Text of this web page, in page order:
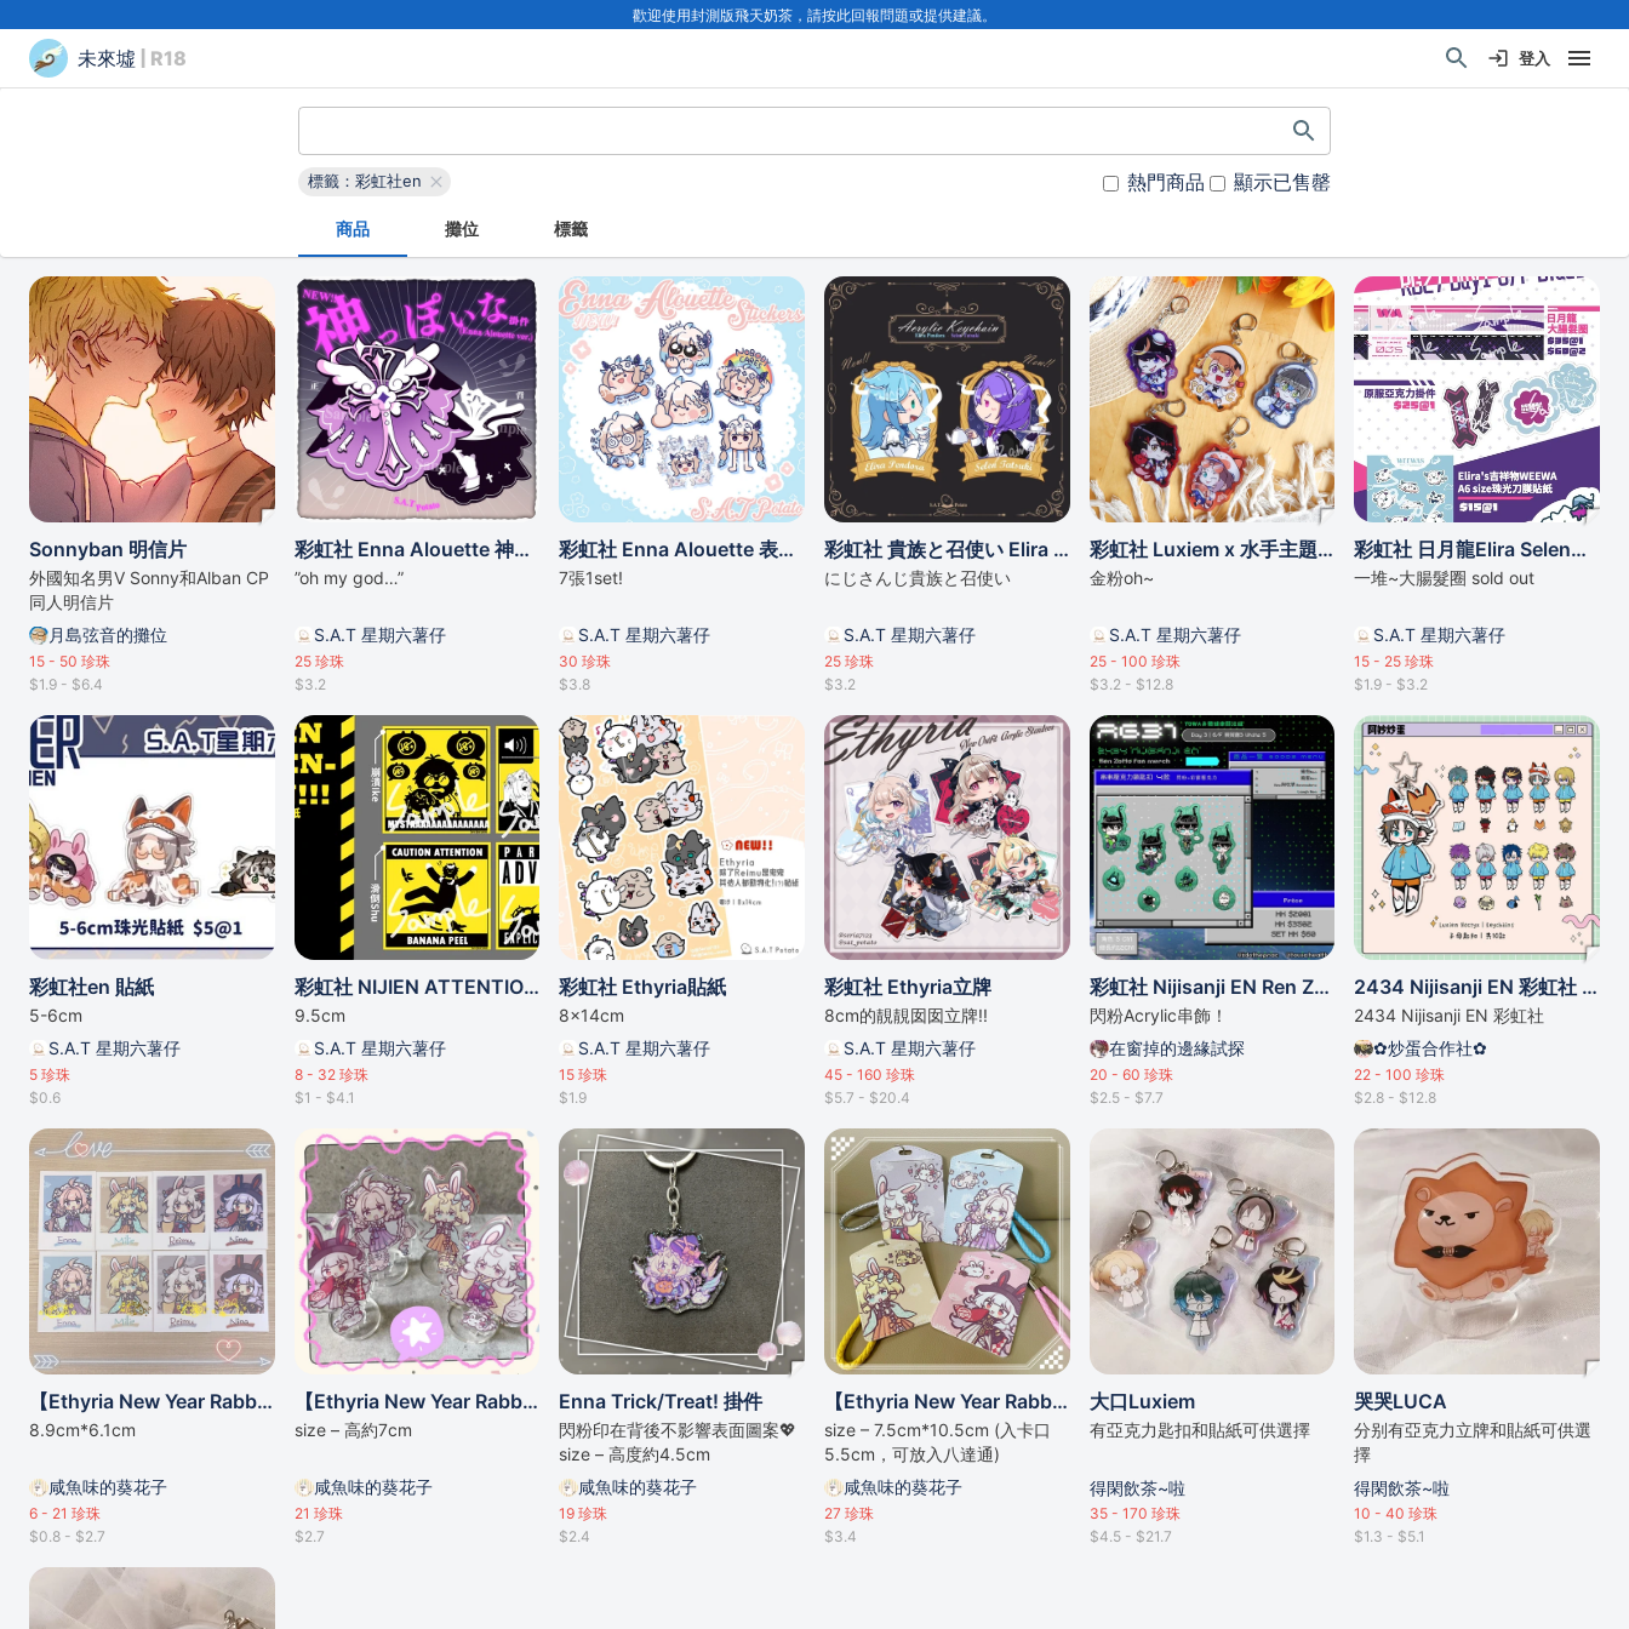
歡迎使用封測版飛天奶茶，請按此回報問題或提供建議。
未來墟 | R18 登入
標籤：彩虹社en 熱門商品 顯示已售罄
商品 攤位 標籤
Sonnyban 明信片
外國知名男V Sonny和Alban CP
同人明信片
月島弦音的攤位
15 - 50 珍珠
$1.9 - $6.4
彩虹社 Enna Alouette 神っぽいな 印象掛件
”oh my god…”
S.A.T 星期六薯仔
25珍珠
$3.2
彩虹社 Enna Alouette 表情貼紙包（7張1set）
7張1set!
S.A.T 星期六薯仔
30 珍珠
$3.8
彩虹社 貴族と召使い Elira Selen 掛件
にじさんじ貴族と召使い
S.A.T 星期六薯仔
25珍珠
$3.2
彩虹社 Luxiem x 水手主題 金粉掛件
金粉oh~
S.A.T 星期六薯仔
25 - 100 珍珠
$3.2 - $12.8
彩虹社 日月龍Elira Selen姐妹
一堆~大腸髮圈 sold out
S.A.T 星期六薯仔
15 - 25 珍珠
$1.9 - $3.2
彩虹社en 貼紙
5-6cm
S.A.T 星期六薯仔
5 珍珠
$0.6
彩虹社 NIJIEN ATTENTION!!! 正方貼紙
9.5cm
S.A.T 星期六薯仔
8 - 32珍珠
$1 - $4.1
彩虹社 Ethyria貼紙
8x14cm
S.A.T 星期六薯仔
15 珍珠
$1.9
彩虹社 Ethyria立牌
8cm的靚靚囡囡立牌!!
S.A.T 星期六薯仔
45 - 160 珍珠
$5.7 - $20.4
彩虹社 Nijisanji EN Ren Zotto 串飾
閃粉Acrylic串飾！
在窗掉的邊緣試探
20 - 60 珍珠
$2.5 - $7.7
2434 Nijisanji EN 彩虹社 Luxiem Noctyx 子母匙扣 掛件
2434 Nijisanji EN 彩虹社
✿炒蛋合作社✿
22 - 100 珍珠
$2.8 - $12.8
【Ethyria New Year Rabbit系列】仿拍立得
8.9cm*6.1cm
咸魚味的葵花子
6 - 21 珍珠
$0.8 - $2.7
【Ethyria New Year Rabbit系列】雙插小立牌
size – 高約7cm
咸魚味的葵花子
21 珍珠
$2.7
Enna Trick/Treat! 掛件
閃粉印在背後不影響表面圖案💖
size – 高度約4.5cm
咸魚味的葵花子
19 珍珠
$2.4
【Ethyria New Year Rabbit系列】軟皮卡套
size – 7.5cm*10.5cm (入卡口
5.5cm，可放入八達通)
咸魚味的葵花子
27 珍珠
$3.4
大口Luxiem
有亞克力匙扣和貼紙可供選擇
得閑飲茶~啦
35 - 170 珍珠
$4.5 - $21.7
哭哭LUCA
分别有亞克力立牌和貼紙可供選
擇
得閑飲茶~啦
10 - 40 珍珠
$1.3 - $5.1